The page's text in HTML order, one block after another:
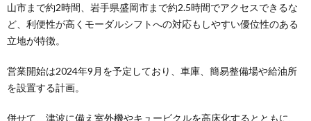
山市まで約2時間、岩手県盛岡市まで約2.5時間でアクセスできるな
ど、利便性が高くモーダルシフトへの対応もしやすい優位性のある
立地が特徴。
営業開始は2024年9月を予定しており、車庫、簡易整備場や給油所
を設置する計画。
併せて、津波に備え室外機やキュービクルを高床化するとともに、